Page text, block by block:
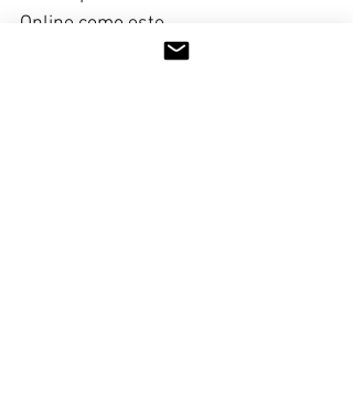
Online como este.
QUERO SABER MAIS!